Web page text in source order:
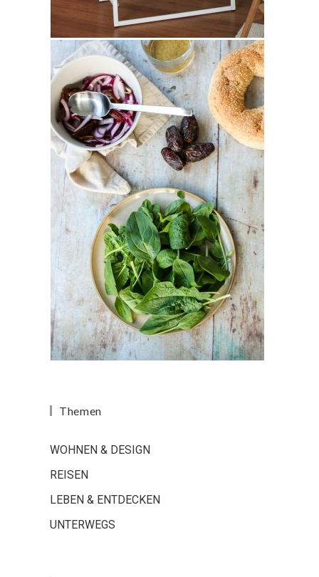
Themen
WOHNEN & DESIGN
REISEN
LEBEN & ENTDECKEN
UNTERWEGS